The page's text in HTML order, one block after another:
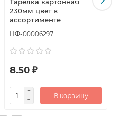
230мм цвет в
ассортименте
НФ-00006297
8.50 ₽
В корзину